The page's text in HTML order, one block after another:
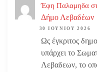
Έφη Παλαμηδα
Δήμο Λεβαδέων
30 ΙΟΥΝΊΟΥ 2026
Ως έγκριτος
υπάρχει το
Λεβαδεων, το